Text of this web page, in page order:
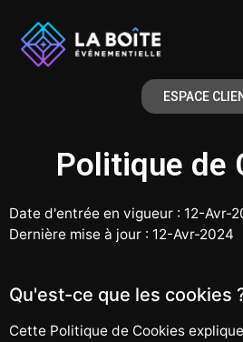
ESPACE
Politique de
Date d'entrée en vigueur : 12-Avr-
Dernière mise à jour : 12-Avr-2024
Qu'est-ce que les cookies
Cette Politique de Cookies